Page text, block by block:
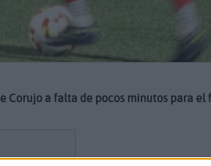
Corujo a falta de pocos minutos para el